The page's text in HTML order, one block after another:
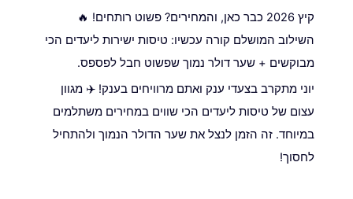
קיץ 2026 כבר כאן, והמחירים? פשוט רותחים! 🔥
השילוב המושלם קורה עכשיו: טיסות ישירות ליעדים הכי
מבוקשים + שער דולר נמוך שפשוט חבל לפספס.
יוני מתקרב בצעדי ענק ואתם מרוויחים בענק! ✈️ מגוון
עצום של טיסות ליעדים הכי שווים במחירים משתלמים
במיוחד. זה הזמן לנצל את שער הדולר הנמוך ולהתחיל
לחסוך!